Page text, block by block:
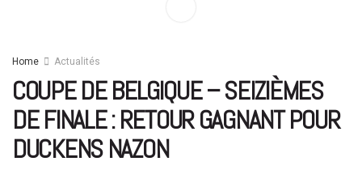
Home Actualités
COUPE DE BELGIQUE – SEIZIÈMES
DE FINALE : RETOUR GAGNANT POUR
DUCKENS NAZON